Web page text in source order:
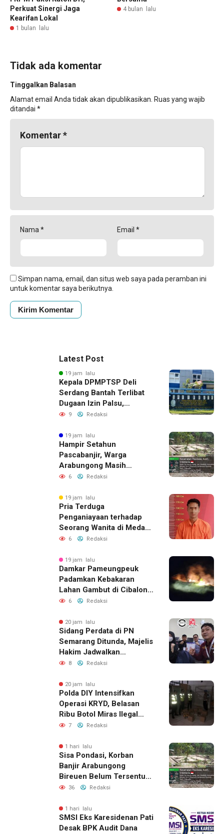
Perkuat Sinergi Jaga
Kearifan Lokal
1 bulan lalu
4 bulan lalu
Tidak ada komentar
Tinggalkan Balasan
Alamat email Anda tidak akan dipublikasikan. Ruas yang wajib
ditandai *
Komentar*
Nama * Email *
Simpan nama, email, dan situs web saya pada peramban ini
untuk komentar saya berikutnya.
Latest Post
19 jam lalu
Kepala DPMPTSP Deli
Serdang Bantah Terlibat
Dugaan Izin Palsu,
Tegaskan Proses
Jalur Resmi
9 Redaksi
19 jam lalu
Hampir Setahun
Pascabanjir, Warga
Arabungong Masih
Menunggu Bantuan
6 Redaksi
19 jam lalu
Pria Terduga
Penganiayaan terhadap
Seorang Wanita di Medan
Ditangkap Polisi
6 Redaksi
19 jam lalu
Damkar Pameungpeuk
Padamkan Kebakaran
Lahan Gambut di Cibalong,
Permukiman Warga
6 Redaksi
20 jam lalu
Sidang Perdata di PN
Semarang Ditunda, Majelis
Hakim Jadwalkan
Pemanggilan Ulang BPR
8 Redaksi
20 jam lalu
Polda DIY Intensifkan
Operasi KRYD, Belasan
Ribu Botol Miras Ilegal
Berhasil Diamankan
7 Redaksi
1 hari lalu
Sisa Pondasi, Korban
Banjir Arabungong
Bireuen Belum Tersentuh
Bantuan Pascabencana
36 Redaksi
1 hari lalu
SMSI Eks Karesidenan Pati
Desak BPK Audit Dana